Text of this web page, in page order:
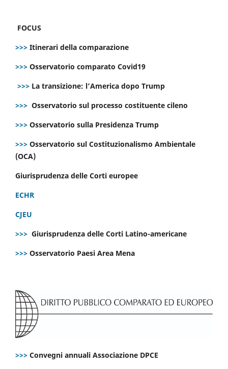
FOCUS
>>> Itinerari della comparazione
>>> Osservatorio comparato Covid19
>>> La transizione: l’America dopo Trump
>>> Osservatorio sul processo costituente cileno
>>> Osservatorio sulla Presidenza Trump
>>> Osservatorio sul Costituzionalismo Ambientale
(OCA)
Giurisprudenza delle Corti europee
ECHR
CJEU
>>> Giurisprudenza delle Corti Latino-americane
>>> Osservatorio Paesi Area Mena
>>> Convegni annuali Associazione DPCE